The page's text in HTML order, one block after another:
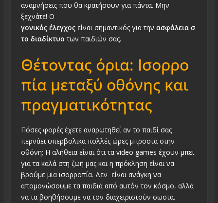
αναμνήσεις που θα κρατήσουν για πάντα. Μην
ξεχνάτε! Ο
γονικός έλεγχοςείναι σημαντικός για την ασφάλεια σ
το διαδίκτυο των παιδιών σας.
Θέτοντας όρια: Ισορρο
πία μεταξύ οθόνης και
πραγματικότητας
Πόσες φορές έχετε αναρωτηθεί αν το παιδί σας
περνάει υπερβολικά πολλές ώρες μπροστά στην
οθόνη; Η αλήθεια είναι ότι τα video games έχουν μπει
για τα καλά στη ζωή μας και η πρόκληση είναι να
βρούμε μια ισορροπία. Δεν είναι ανάγκη να
απομονώσουμε τα παιδιά από αυτόν τον κόσμο, αλλά
να τα βοηθήσουμε να τον διαχειριστούν σωστά.